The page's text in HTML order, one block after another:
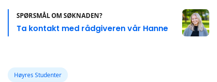
SPØRSMÅL OM SØKNADEN?
Ta kontakt med rådgiveren vår Hanne
Høyres Studenter